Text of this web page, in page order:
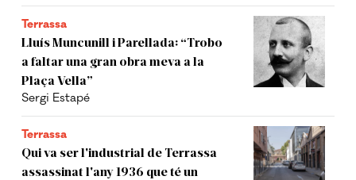
Terrassa
Lluís Muncunill i Parellada: “Trobo
a faltar una gran obra meva a la
Plaça Vella”
Sergi Estapé
Terrassa
Qui va ser l'industrial de Terrassa
assassinat l'any 1936 que té un